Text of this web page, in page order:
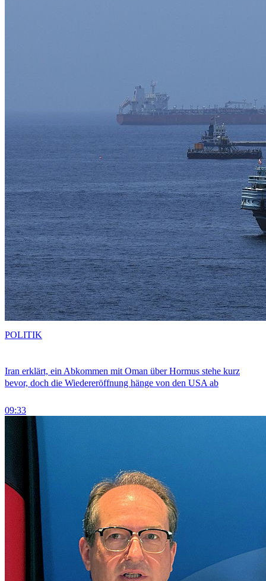
Iran erklärt, ein Abkommen mit Oman über Hormus stehe kurz
bevor, doch die Wiedereröffnung hänge von den USA ab
09:33
POLITIK